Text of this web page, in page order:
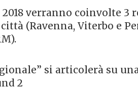
2018 verranno coinvolte
(Ravenna, Viterbo e
si articolerà su
2